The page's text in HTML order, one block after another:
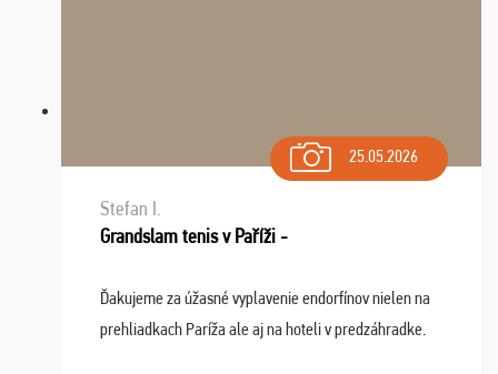
25.05.2026
Stefan I.
Grandslam tenis v Paříži -
Ďakujeme za úžasné vyplavenie endorfínov nielen na
prehliadkach Paríža ale aj na hoteli v predzáhradke.